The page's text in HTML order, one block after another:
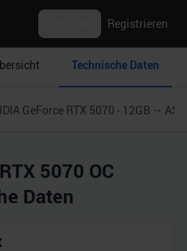
Registrieren
Technische Daten
GeForce RTX 5070 - 12GB
5070 OC
Daten